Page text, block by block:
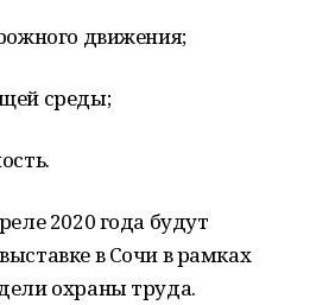
движения;
среды;
2020 года будут
в Сочи в рамках
охраны труда.